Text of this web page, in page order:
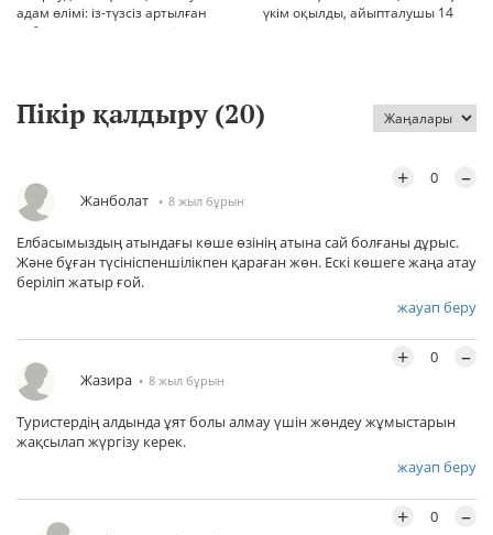
адам өлімі: із-түзсіз артылған
отбасы, полиция тергеуі және
үкім оқылды, айыпталушы 14
Пікір қалдыру (20)
Жанболат 8 жыл бұрын
+ 0 –
Елбасымыздың атындағы көше өзінің атына сай болғаны дұрыс.
Және бұған түсініспеншілікпен қараған жөн. Ескі көшеге жаңа атау
беріліп жатыр ғой.
жауап беру
Жазира 8 жыл бұрын
+ 0 –
Туристердің алдында ұят болы алмау үшін жөндеу жұмыстарын
жақсылап жүргізу керек.
жауап беру
+ 0 –